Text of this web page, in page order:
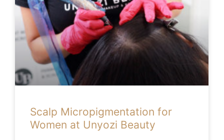
Scalp Micropigmentation for
Women at Unyozi Beauty